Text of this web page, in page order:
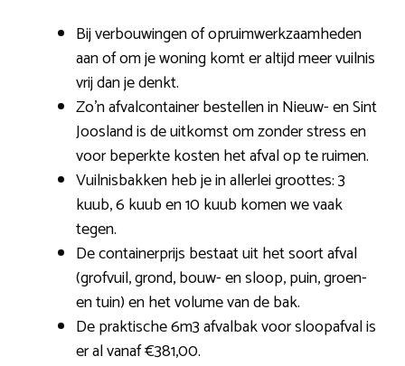
Bij verbouwingen of opruimwerkzaamheden
aan of om je woning komt er altijd meer vuilnis
vrij dan je denkt.
Zo’n afvalcontainer bestellen in Nieuw- en Sint
Joosland is de uitkomst om zonder stress en
voor beperkte kosten het afval op te ruimen.
Vuilnisbakken heb je in allerlei groottes: 3
kuub, 6 kuub en 10 kuub komen we vaak
tegen.
De containerprijs bestaat uit het soort afval
(grofvuil, grond, bouw- en sloop, puin, groen-
en tuin) en het volume van de bak.
De praktische 6m3 afvalbak voor sloopafval is
er al vanaf €381,00.